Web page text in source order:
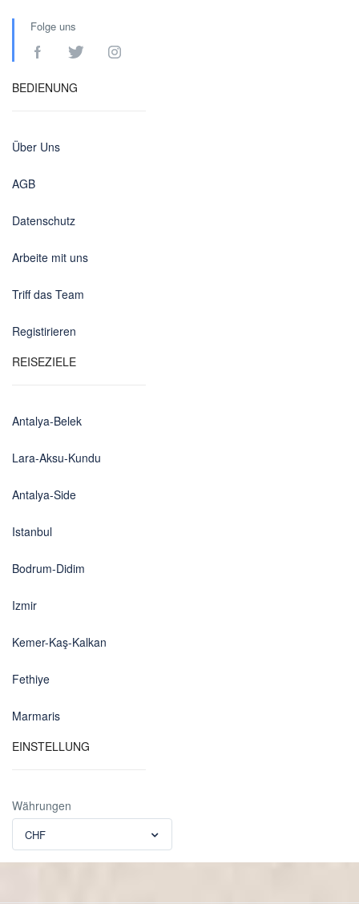
Folge uns
BEDIENUNG
Über Uns
AGB
Datenschutz
Arbeite mit uns
Triff das Team
Registirieren
REISEZIELE
Antalya-Belek
Lara-Aksu-Kundu
Antalya-Side
Istanbul
Bodrum-Didim
Izmir
Kemer-Kaş-Kalkan
Fethiye
Marmaris
EINSTELLUNG
Währungen
CHF